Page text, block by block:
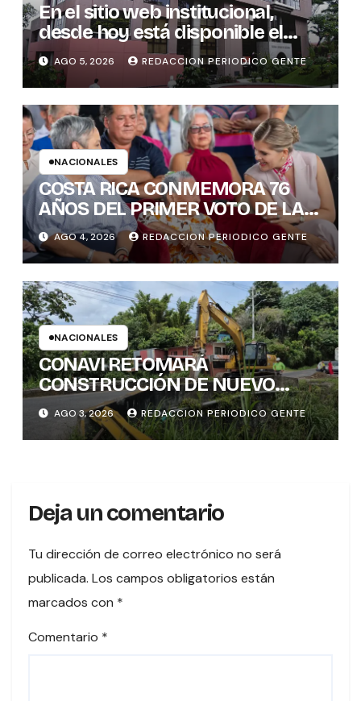
En el sitio web institucional,
desde hoy está disponible el
sistema “Matrimonio en Línea”
para los notarios del país
AGO 5, 2026 REDACCION PERIODICO GENTE
NACIONALES
COSTA RICA CONMEMORA 76
AÑOS DEL PRIMER VOTO DE LAS
MUJERES , INAMU BRINDA
HOMENAJE A UNA DE LAS
PRIMERAS MUJERES VOTANTES
DE COSTARICA
AGO 4, 2026 REDACCION PERIODICO GENTE
NACIONALES
CONAVI RETOMARÁ
CONSTRUCCIÓN DE NUEVO
PUENTE EN TURES TRAS
CONCLUIR PROCESO DE
VALORACIÓN PATRIMONIAL
AGO 3, 2026 REDACCION PERIODICO GENTE
Deja un comentario
Tu dirección de correo electrónico no será
publicada. Los campos obligatorios están
marcados con *
Comentario *